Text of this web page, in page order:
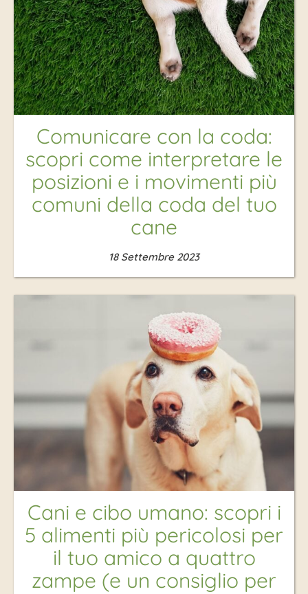
Comunicare con la coda:
scopri come interpretare le
posizioni e i movimenti più
comuni della coda del tuo
cane
18 Settembre 2023
Cani e cibo umano: scopri i
5 alimenti più pericolosi per
il tuo amico a quattro
zampe (e un consiglio per